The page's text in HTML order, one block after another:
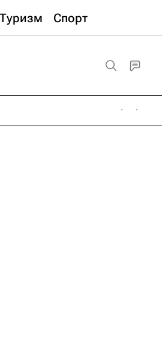
Туризм Спорт